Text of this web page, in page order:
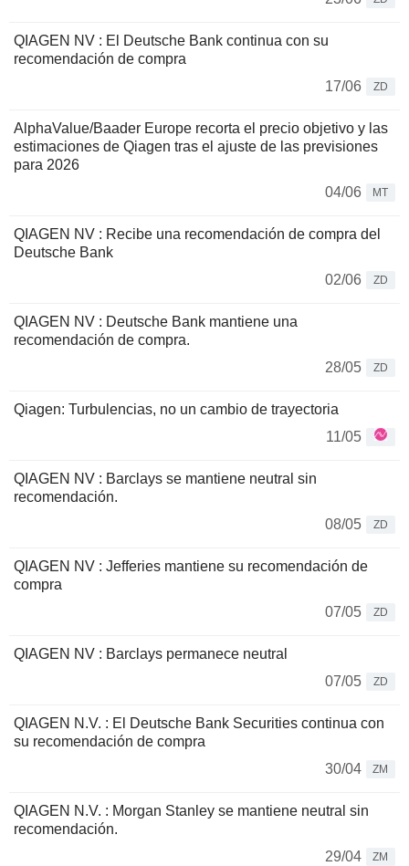
QIAGEN NV : El Deutsche Bank continua con su
recomendación de compra
17/06
ZD
AlphaValue/Baader Europe recorta el precio objetivo y las
estimaciones de Qiagen tras el ajuste de las previsiones
para 2026
04/06
MT
QIAGEN NV : Recibe una recomendación de compra del
Deutsche Bank
02/06
ZD
QIAGEN NV : Deutsche Bank mantiene una
recomendación de compra.
28/05
ZD
Qiagen: Turbulencias, no un cambio de trayectoria
11/05
QIAGEN NV : Barclays se mantiene neutral sin
recomendación.
08/05
ZD
QIAGEN NV : Jefferies mantiene su recomendación de
compra
07/05
ZD
QIAGEN NV : Barclays permanece neutral
07/05
ZD
QIAGEN N.V. : El Deutsche Bank Securities continua con
su recomendación de compra
30/04
ZM
QIAGEN N.V. : Morgan Stanley se mantiene neutral sin
recomendación.
29/04
ZM